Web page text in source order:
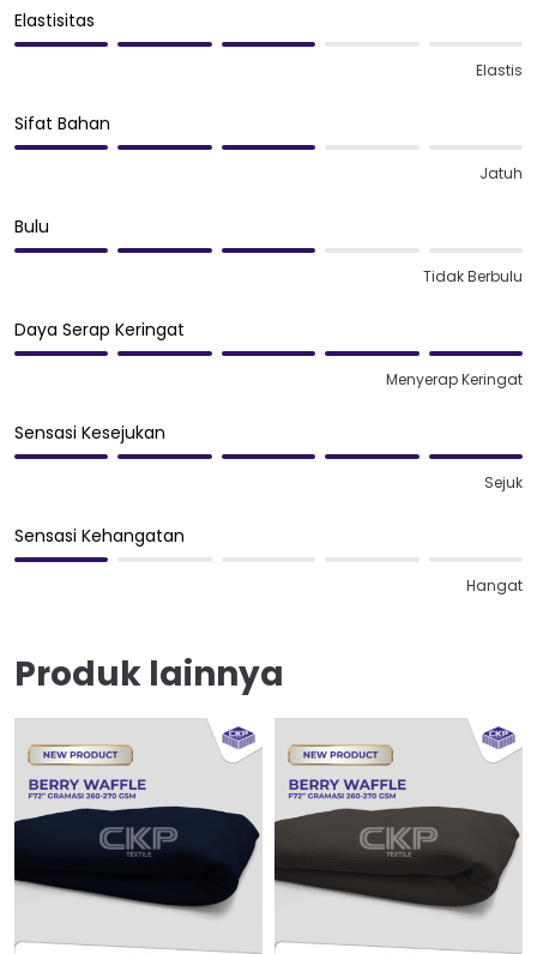
Elastisitas
Elastis
Sifat Bahan
Jatuh
Bulu
Tidak Berbulu
Daya Serap Keringat
Menyerap Keringat
Sensasi Kesejukan
Sejuk
Sensasi Kehangatan
Hangat
Produk lainnya